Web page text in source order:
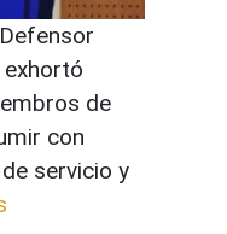
exhortó
de
con
servicio y